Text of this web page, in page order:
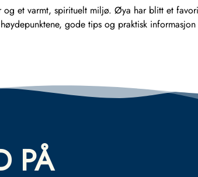
og et varmt, spirituelt miljø. Øya har blitt et
gode tips og praktisk
PÅ